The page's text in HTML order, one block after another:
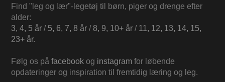
Find "leg og lær"-legetøj til børn, piger og drenge efter
alder:
3, 4, 5 år / 5, 6, 7, 8 år /8, 9, 10+ år / 11, 12, 13, 14, 15,
23+ år.
Følg os på facebook og instagram for løbende
opdateringer og inspiration til fremtidig læring og leg.